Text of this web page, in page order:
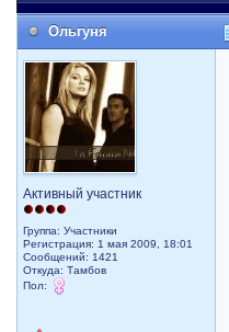
Ольгуня
Активный участник
Группа: Участники
Регистрация: 1 мая 2009, 18:01
Сообщений: 1421
Откуда: Тамбов
Пол: